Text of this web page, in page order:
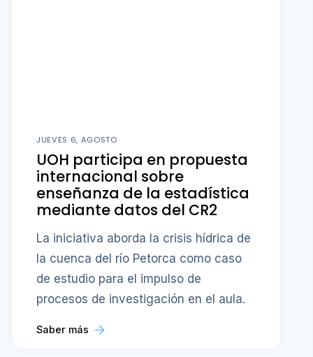
JUEVES 6, AGOSTO
UOH participa en propuesta
internacional sobre
enseñanza de la estadística
mediante datos del CR2
La iniciativa aborda la crisis hídrica de
la cuenca del río Petorca como caso
de estudio para el impulso de
procesos de investigación en el aula.
Saber más